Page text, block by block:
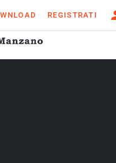
REGISTRATI